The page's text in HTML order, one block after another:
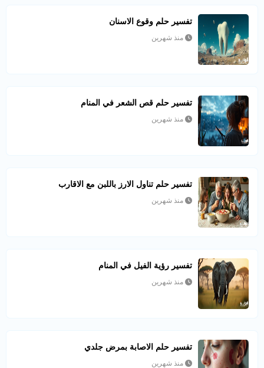
تفسير حلم وقوع الاسنان
منذ شهرين
تفسير حلم قص الشعر في المنام
منذ شهرين
تفسير حلم تناول الارز باللبن مع الاقارب
منذ شهرين
تفسير رؤية الفيل في المنام
منذ شهرين
تفسير حلم الاصابة بمرض جلدي
منذ شهرين